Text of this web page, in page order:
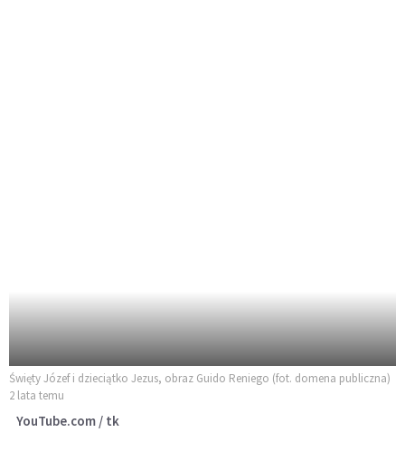
Święty Józef i dzieciątko Jezus, obraz Guido Reniego (fot. domena publiczna)
2 lata temu
YouTube.com / tk